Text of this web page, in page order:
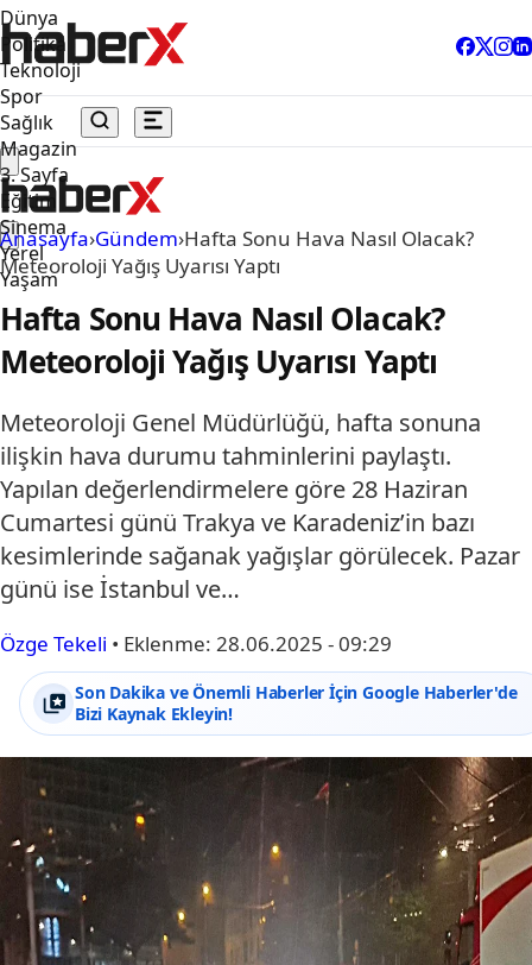
Dünya
Politika
Teknoloji
Spor
Sağlık
Magazin
3. Sayfa
Eğitim
Sinema
Yerel
Yaşam
Anasayfa›Gündem›Hafta Sonu Hava Nasıl Olacak?
Meteoroloji Yağış Uyarısı Yaptı
Hafta Sonu Hava Nasıl Olacak?
Meteoroloji Yağış Uyarısı Yaptı
Meteoroloji Genel Müdürlüğü, hafta sonuna
ilişkin hava durumu tahminlerini paylaştı.
Yapılan değerlendirmelere göre 28 Haziran
Cumartesi günü Trakya ve Karadeniz’in bazı
kesimlerinde sağanak yağışlar görülecek. Pazar
günü ise İstanbul ve…
Özge Tekeli • Eklenme: 28.06.2025 - 09:29
Son Dakika ve Önemli Haberler İçin Google Haberler'de
Bizi Kaynak Ekleyin!